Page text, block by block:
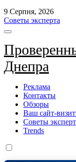
9 Серпня, 2026
Советы эксперта
Днепра
Реклама
Контакты
Обзоры
Ваш сайт-
Советы
Trends